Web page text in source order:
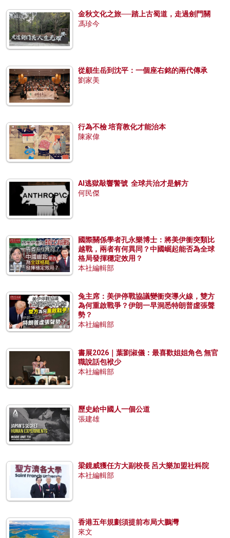
金秋文化之旅──踏上古蜀道，走過劍門關
馮珍今
從顧生岳到沈平：一個座右銘的兩代傳承
劉家美
行為不檢 培育教化才能治本
陳家偉
AI逃獄敲響警號 全球共治才是解方
何民傑
國際關係學者孔永樂博士：將美伊衝突類比
越戰，兩者有何異同？中國崛起能否為全球
格局發揮穩定效用？
本社編輯部
兔主席：美伊停戰協議變衝突導火線，雙方
為何重啟戰爭？伊朗一早洞悉特朗普虛張聲
勢？
本社編輯部
書展2026｜葉劉淑儀：最喜歡姐姐角色 無官
職說話包袱少
本社編輯部
歷史給中國人一個公道
張建雄
梁鏡威獲任方大副校長 呂大樂加盟社科院
本社編輯部
香港五年規劃須提前布局大鵬灣
來文